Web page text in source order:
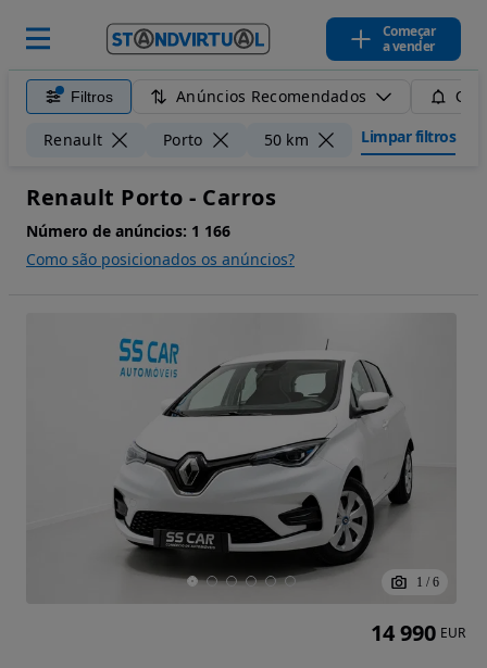
Começar
a vender
Filtros Anúncios Recomendados
Renault Porto 50 km Limpar filtros
Renault Porto - Carros
Número de anúncios: 1 166
Como são posicionados os anúncios?
1 / 6
14 990 EUR